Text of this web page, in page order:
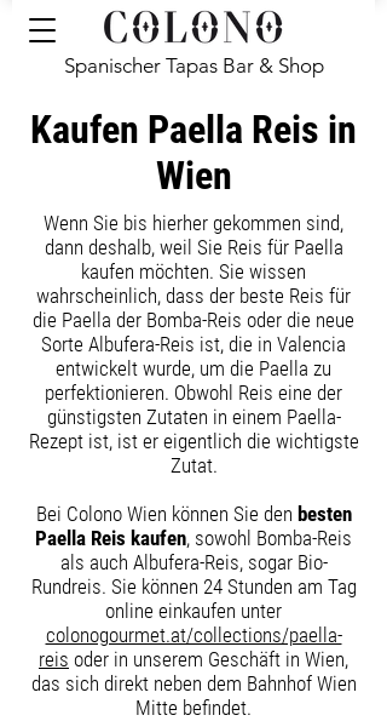
Spanischer Tapas Bar & Shop
Kaufen Paella Reis in
Wien
Wenn Sie bis hierher gekommen sind,
dann deshalb, weil Sie Reis für Paella
kaufen möchten. Sie wissen
wahrscheinlich, dass der beste Reis für
die Paella der Bomba-Reis oder die neue
Sorte Albufera-Reis ist, die in Valencia
entwickelt wurde, um die Paella zu
perfektionieren. Obwohl Reis eine der
günstigsten Zutaten in einem Paella-
Rezept ist, ist er eigentlich die wichtigste
Zutat.
Bei Colono Wien können Sie den besten
Paella Reis kaufen, sowohl Bomba-Reis
als auch Albufera-Reis, sogar Bio-
Rundreis. Sie können 24 Stunden am Tag
online einkaufen unter
colonogourmet.at/collections/paella-
reis oder in unserem Geschäft in Wien,
das sich direkt neben dem Bahnhof Wien
Mitte befindet.